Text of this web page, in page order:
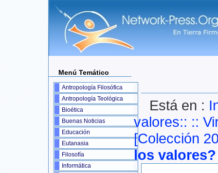
Menú Temático
Antropología Filosófica
Antropología Teológica
Bioética
Buenas Noticias
Educación
Eutanasia
Filosofía
Informática
Está en :
valores:: ::
[Colección
los valores?